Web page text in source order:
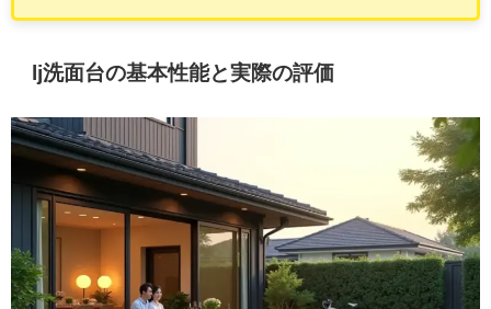
lj洗面台の基本性能と実際の評価